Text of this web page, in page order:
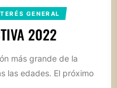
GENERAL
2022
más grande de la
las edades. El próximo